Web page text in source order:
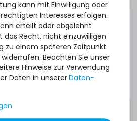
Pack ist gültig nur in
von uns angebotenem
bestehende Systeme
können Sie gerne ein
für ein Hardware Care Pack bei
kann mit Einwilligung oder
Interesses erfolgen.
erteilt oder abgelehnt
das Recht, nicht einzuwilligen
zu einem späteren Zeitpunkt
Beachten Sie unser
Hinweise zur Verwendung
Daten in unserer Daten­